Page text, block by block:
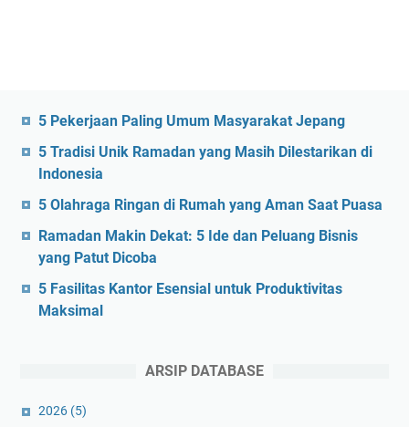
5 Pekerjaan Paling Umum Masyarakat Jepang
5 Tradisi Unik Ramadan yang Masih Dilestarikan di
Indonesia
5 Olahraga Ringan di Rumah yang Aman Saat Puasa
Ramadan Makin Dekat: 5 Ide dan Peluang Bisnis
yang Patut Dicoba
5 Fasilitas Kantor Esensial untuk Produktivitas
Maksimal
ARSIP DATABASE
2026 (5)